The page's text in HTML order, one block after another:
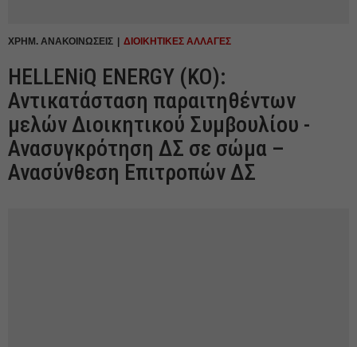
ΧΡΗΜ. ΑΝΑΚΟΙΝΩΣΕΙΣ ΔΙΟΙΚΗΤΙΚΕΣ ΑΛΛΑΓΕΣ
HELLENiQ ENERGY (ΚΟ):
Αντικατάσταση παραιτηθέντων
μελών Διοικητικού Συμβουλίου -
Ανασυγκρότηση ΔΣ σε σώμα –
Ανασύνθεση Επιτροπών ΔΣ